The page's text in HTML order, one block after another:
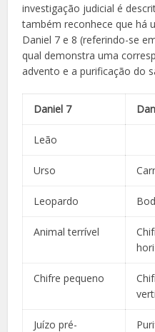
investigação judicial é
também reconhece que há
Daniel 7 e 8 (referindo-se
qual demonstra uma
advento e a purificação do
Daniel 7
Leão
Urso
Leopardo
Animal terrível
Chifre pequeno
Juízo pré-